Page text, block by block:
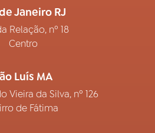
Janeiro RJ
Relação, nº 18
Centro
Luís MA
Vieira da Silva, nº 126
de Fátima